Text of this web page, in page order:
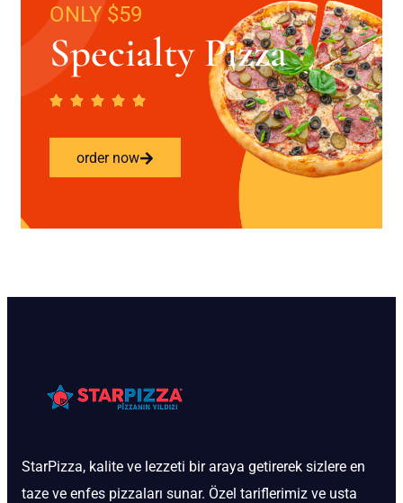
ONLY $59
Specialty Pizza
order now
StarPizza, kalite ve lezzeti bir araya getirerek sizlere en
taze ve enfes pizzaları sunar. Özel tariflerimiz ve usta